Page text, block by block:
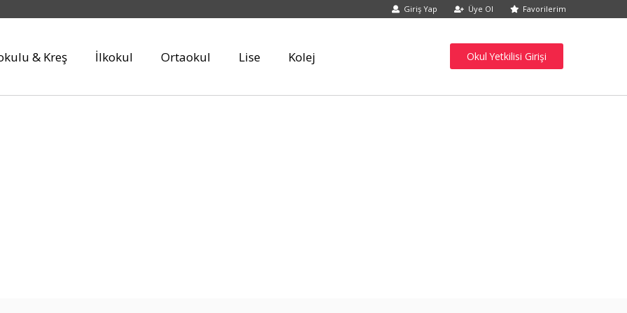
Giriş Yap Üye Ol Favorilerim
& Kreş İlkokul Ortaokul Lise Kolej Okul Yetkilisi Girişi